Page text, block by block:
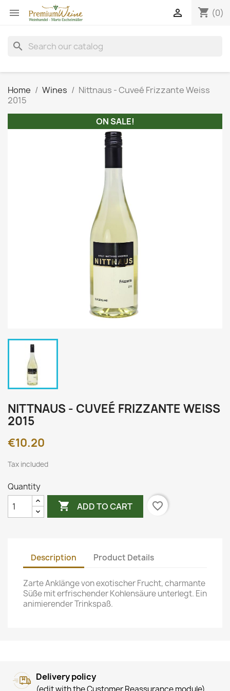
 shopping_cart (0)

search
Home Wines
Nittnaus - Cuveé Frizzante Weiss
2015
ON SALE!
NITTNAUS - CUVEÉ FRIZZANTE WEISS
2015
€10.20
Tax included
Quantity
 ADD TO CART favorite_border
Description Product Details
Zarte Anklänge von exotischer Frucht, charmante
Süße mit erfrischender Kohlensäure unterlegt. Ein
animierender Trinkspaß.
Delivery policy